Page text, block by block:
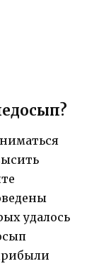
удалось